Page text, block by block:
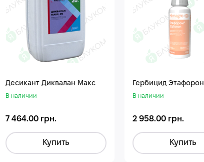
Десикант Диквалан Макс
В наличии
7 464.00 грн.
Купить
Гербицид Этафорон
В наличии
2 958.00 грн.
Купить